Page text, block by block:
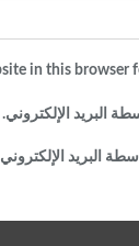
in this browser
البريد الإلكتروني.
البريد